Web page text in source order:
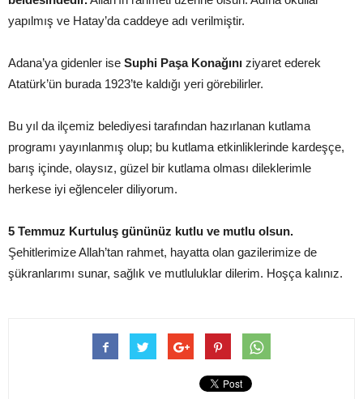
yapılmış ve Hatay’da caddeye adı verilmiştir.
Adana’ya gidenler ise Suphi Paşa Konağını ziyaret ederek
Atatürk’ün burada 1923’te kaldığı yeri görebilirler.
Bu yıl da ilçemiz belediyesi tarafından hazırlanan kutlama
programı yayınlanmış olup; bu kutlama etkinliklerinde kardeşçe,
barış içinde, olaysız, güzel bir kutlama olması dileklerimle
herkese iyi eğlenceler diliyorum.
5 Temmuz Kurtuluş gününüz kutlu ve mutlu olsun.
Şehitlerimize Allah’tan rahmet, hayatta olan gazilerimize de
şükranlarımı sunar, sağlık ve mutluluklar dilerim. Hoşça kalınız.